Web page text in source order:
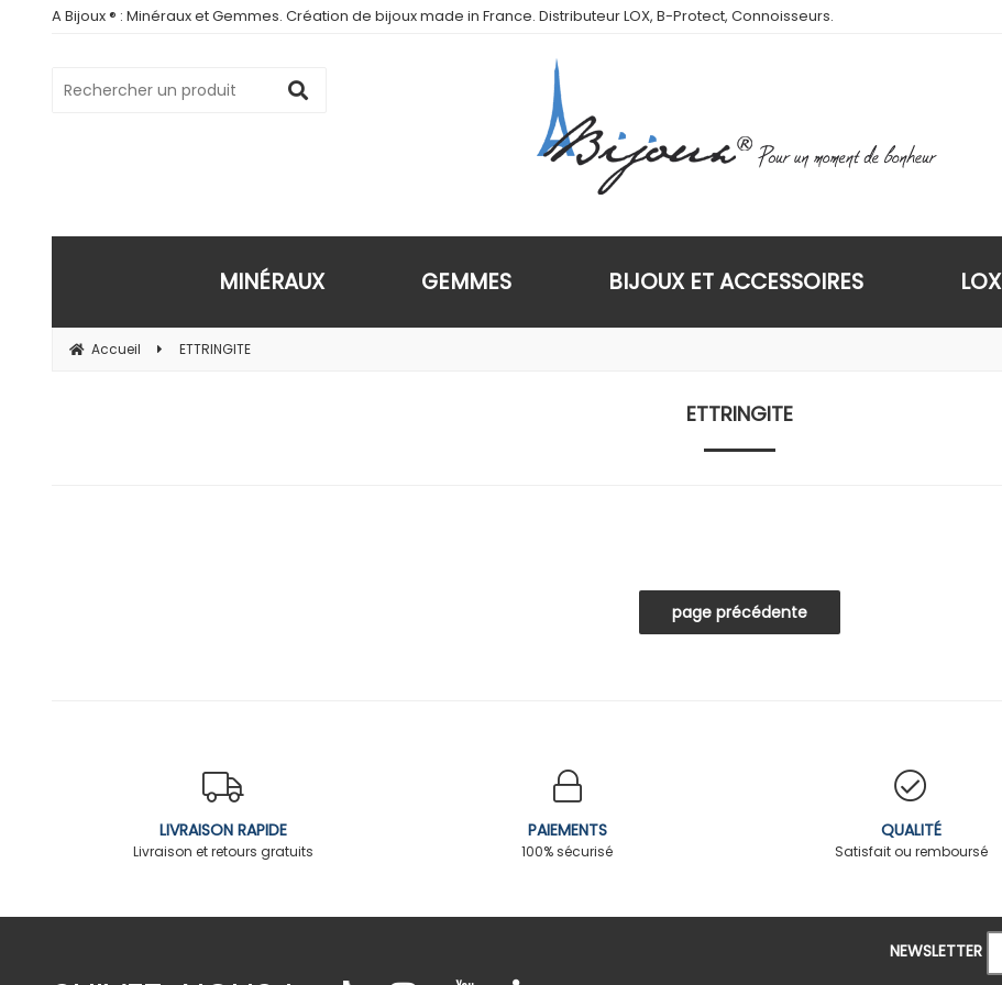
A Bijoux ® : Minéraux et Gemmes. Création de bijoux made in France. Distributeur LOX, B-Protect, Connoisseurs.
MINÉRAUX GEMMES BIJOUX ET ACCESSOIRES LOX
Accueil ETTRINGITE
ETTRINGITE
LIVRAISON RAPIDE
Livraison et retours gratuits
PAIEMENTS
100% sécurisé
QUALITÉ
Satisfait ou remboursé
NEWSLETTER